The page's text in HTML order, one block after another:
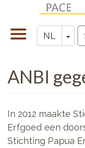
naar
gaan
Navigatie
wisselen
NL
Zoeken
ANBI
In 2012 maakte
Erfgoed een
Stichting Papua